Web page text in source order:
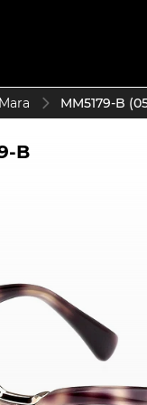
MM5179-B
B